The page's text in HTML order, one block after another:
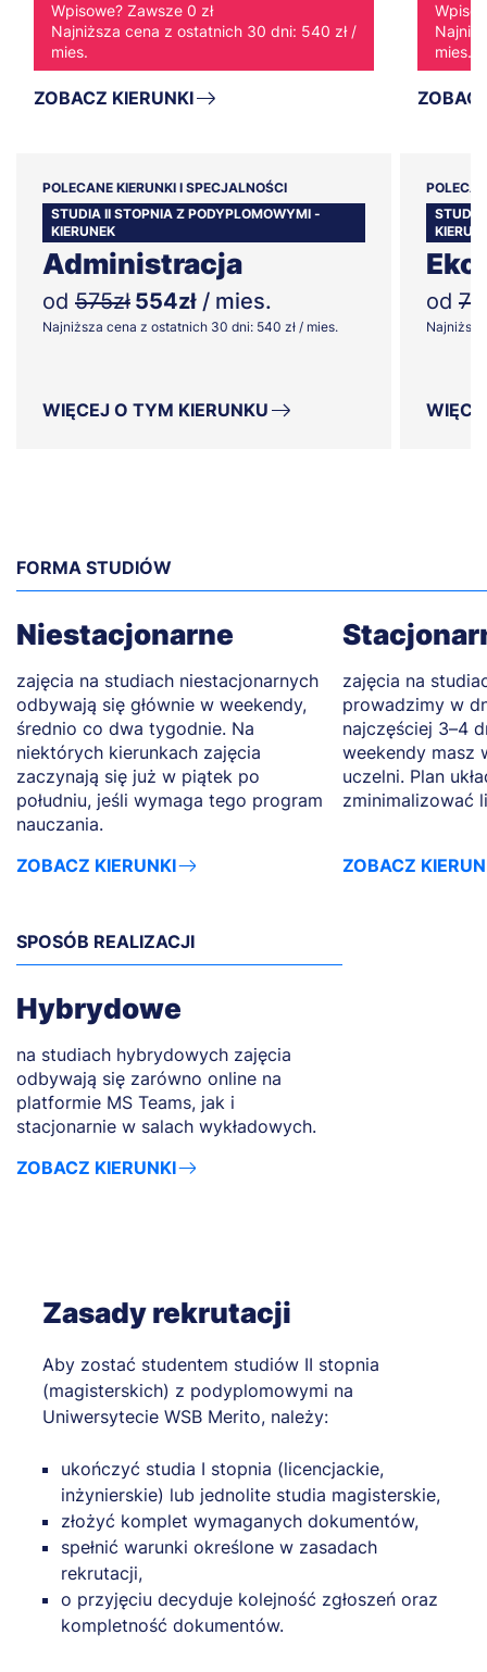
Wpisowe? Zawsze 0 zł
Najniższa cena z ostatnich 30 dni: 540 zł /
mies.
ZOBACZ KIERUNKI
mies.
POLECANE KIERUNKI I SPECJALNOŚCI
STUDIA II STOPNIA Z PODYPLOMOWYMI -
KIERUNEK
Administracja
od 575zł 554zł / mies.
Najniższa cena z ostatnich 30 dni: 540 zł / mies.
WIĘCEJ O TYM KIERUNKU
od
FORMA STUDIÓW
Niestacjonarne
zajęcia na studiach niestacjonarnych
odbywają się głównie w weekendy,
średnio co dwa tygodnie. Na
niektórych kierunkach zajęcia
zaczynają się już w piątek po
południu, jeśli wymaga tego program
nauczania.
ZOBACZ KIERUNKI
zajęcia na
prowadzimy w
najczęściej 3–4
weekendy masz
uczelni. Plan
zminimalizować
ZOBACZ
SPOSÓB REALIZACJI
Hybrydowe
na studiach hybrydowych zajęcia
odbywają się zarówno online na
platformie MS Teams, jak i
stacjonarnie w salach wykładowych.
ZOBACZ KIERUNKI
Zasady rekrutacji
Aby zostać studentem studiów II stopnia
(magisterskich) z podyplomowymi na
Uniwersytecie WSB Merito, należy:
ukończyć studia I stopnia (licencjackie,
inżynierskie) lub jednolite studia magisterskie,
złożyć komplet wymaganych dokumentów,
spełnić warunki określone w zasadach
rekrutacji,
o przyjęciu decyduje kolejność zgłoszeń oraz
kompletność dokumentów.